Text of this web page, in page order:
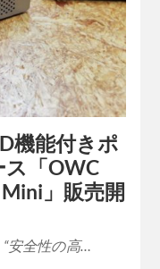
機能付きポ
「OWC
」販売開
安全性の高…